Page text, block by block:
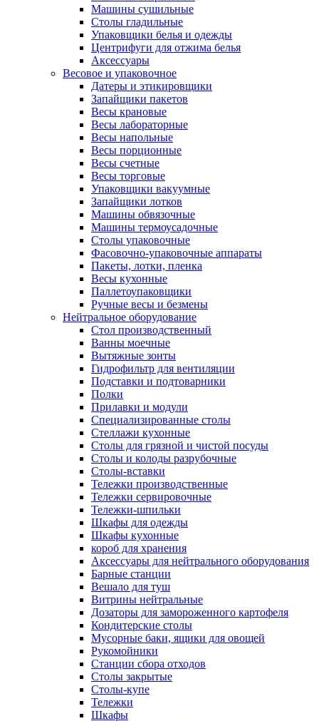
Машины сушильные
Столы гладильные
Упаковщики белья и одежды
Центрифуги для отжима белья
Аксессуары
Весовое и упаковочное
Датеры и этикировщики
Запайщики пакетов
Весы крановые
Весы лабораторные
Весы напольные
Весы порционные
Весы счетные
Весы торговые
Упаковщики вакуумные
Запайщики лотков
Машины обвязочные
Машины термоусадочные
Столы упаковочные
Фасовочно-упаковочные аппараты
Пакеты, лотки, пленка
Весы кухонные
Паллетоупаковщики
Ручные весы и безмены
Нейтральное оборудование
Cтол производственный
Ванны моечные
Вытяжные зонты
Гидрофильтр для вентиляции
Подставки и подтоварники
Полки
Прилавки и модули
Специализированные столы
Стеллажи кухонные
Столы для грязной и чистой посуды
Столы и колоды разрубочные
Столы-вставки
Тележки производственные
Тележки сервировочные
Тележки-шпильки
Шкафы для одежды
Шкафы кухонные
короб для хранения
Аксессуары для нейтрального оборудования
Барные станции
Вешало для туш
Витрины нейтральные
Дозаторы для замороженного картофеля
Кондитерские столы
Мусорные баки, ящики для овощей
Рукомойники
Станции сбора отходов
Столы закрытые
Столы-купе
Тележки
Шкафы